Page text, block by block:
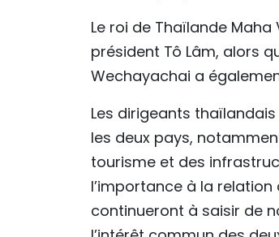
Le roi de Thaïlande
président Tô Lâm, alors
Wechayachai a
Les dirigeants
les deux pays,
tourisme et des
l’importance à la
continueront à saisir de